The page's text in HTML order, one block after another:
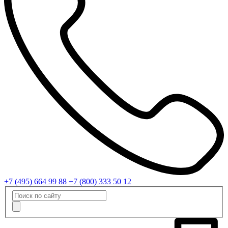
+7 (495) 664 99 88 +7 (800) 333 50 12